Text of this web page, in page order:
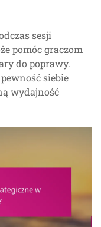
sesji
pomóc graczom
do poprawy.
siebie
wydajność